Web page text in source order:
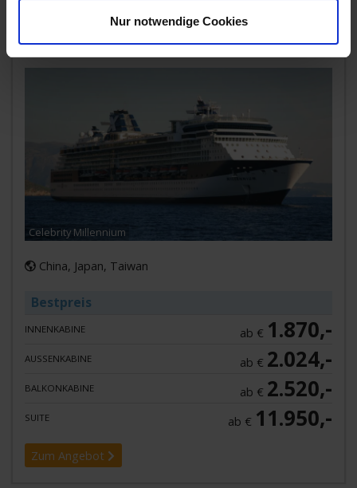
Nur notwendige Cookies
JAPAN & TAIWAN KREUZFAHRT
(YOKOHAMA) NACH HONGKONG
Celebrity Millennium
China, Japan, Taiwan
Bestpreis
INNENKABINE ab € 1.870,-
AUSSENKABINE ab € 2.024,-
BALKONKABINE ab € 2.520,-
SUITE ab € 11.950,-
Zum Angebot